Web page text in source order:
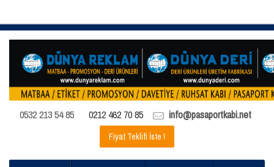
0532 213 54 85 0212 462 70 85 info@pasaportkabi.net
Fiyat Teklifi İste !